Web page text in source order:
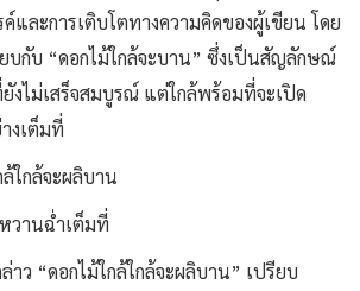
ค์และการเติบโตทางความคิดของผู้เขียน โดย
บกับ “ดอกไม้ใกล้จะบาน” ซึ่งเป็นสัญลักษณ์
งไม่เสร็จสมบูรณ์ แต่ใกล้พร้อมที่จะเปิด
งเต็มที่
กล้จะผลิบาน
านฉ่ำเต็มที่
ว “ดอกไม้ใกล้ใกล้จะผลิบาน” เปรียบ